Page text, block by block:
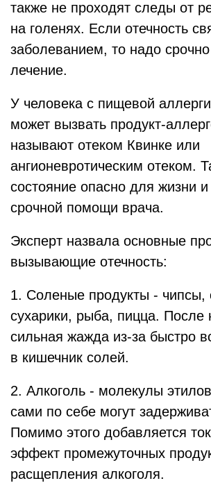
также не проходят следы от
на голенях. Если отечность
заболеванием, то надо
лечение.
У человека с пищевой
может вызвать продукт-
называют отеком Квинке или
ангионевротическим отеком.
состояние опасно для жизни и
срочной помощи врача.
Эксперт назвала основные
вызывающие отечность:
1. Соленые продукты - чипсы,
сухарики, рыба, пицца. После
сильная жажда из-за быстро
в кишечник солей.
2. Алкоголь - молекулы
сами по себе могут
Помимо этого добавляется
эффект промежуточных
расщепления алкоголя.